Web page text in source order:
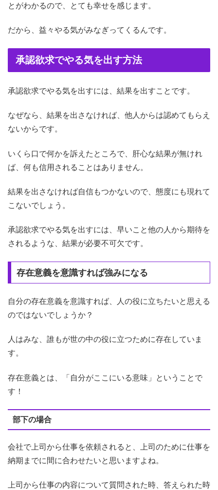
とがわかるので、とても幸せを感じます。
だから、益々やる気がみなぎってくるんです。
承認欲求でやる気を出す方法
承認欲求でやる気を出すには、結果を出すことです。
なぜなら、結果を出さなければ、他人からは認めてもらえ
ないからです。
いくら口で何かを訴えたところで、肝心な結果が無けれ
ば、何も信用されることはありません。
結果を出さなければ自信もつかないので、態度にも現れて
こないでしょう。
承認欲求でやる気を出すには、早いこと他の人から期待を
されるような、結果が必要不可欠です。
存在意義を意識すれば強みになる
自分の存在意義を意識すれば、人の役に立ちたいと思える
のではないでしょうか？
人はみな、誰もが世の中の役に立つために存在していま
す。
存在意義とは、「自分がここにいる意味」ということで
す！
部下の場合
会社で上司から仕事を依頼されると、上司のために仕事を
納期までに間に合わせたいと思いますよね。
上司から仕事の内容について質問された時、答えられた時